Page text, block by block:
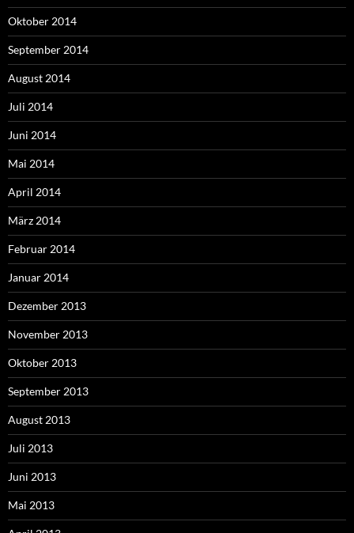
Oktober 2014
September 2014
August 2014
Juli 2014
Juni 2014
Mai 2014
April 2014
März 2014
Februar 2014
Januar 2014
Dezember 2013
November 2013
Oktober 2013
September 2013
August 2013
Juli 2013
Juni 2013
Mai 2013